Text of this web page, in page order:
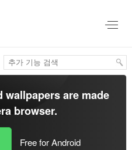
wallpapers are made
browser.
Free for Android